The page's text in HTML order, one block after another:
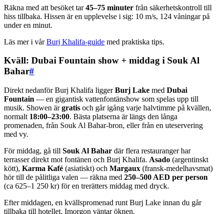
Räkna med att besöket tar45–75 minuter från säkerhetskontroll till
hiss tillbaka. Hissen är en upplevelse i sig: 10 m/s, 124 våningar på
under en minut.
Läs mer i vårBurj Khalifa-guide med praktiska tips.
Kväll: Dubai Fountain show + middag i Souk Al
Bahar#
Direkt nedanför Burj Khalifa liggerBurj Lake med Dubai
Fountain — en gigantisk vattenfontänshow som spelas upp till
musik. Showen ärgratis och går igång varje halvtimme på kvällen,
normalt 18:00–23:00. Bästa platserna är längs den långa
promenaden, från Souk Al Bahar-bron, eller från en uteservering
med vy.
För middag, gå till Souk Al Bahar där flera restauranger har
terrasser direkt mot fontänen och Burj Khalifa. Asado (argentinskt
kött), Karma Kafé (asiatiskt) och Margaux (fransk-medelhavsmat)
hör till de pålitliga valen — räkna med 250–500 AED per person
(ca 625–1 250 kr) för en trerätters middag med dryck.
Efter middagen, en kvällspromenad runt Burj Lake innan du går
tillbaka till hotellet. Imorgon väntar öknen.